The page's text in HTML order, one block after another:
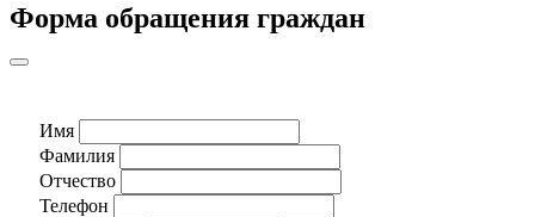
Форма обращения граждан
Имя
Фамилия
Отчество
Телефон